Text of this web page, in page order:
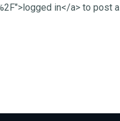
in</a> to post a